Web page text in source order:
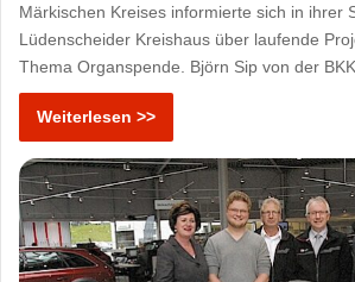
Märkischen Kreises informierte sich in ihrer
Lüdenscheider Kreishaus über laufende
Thema Organspende. Björn Sip von der
Weiterlesen >>